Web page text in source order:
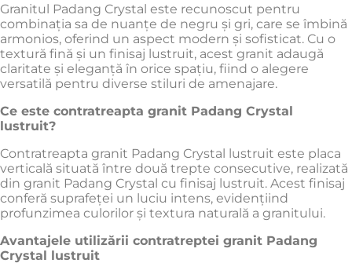
Granitul Padang Crystal este recunoscut pentru
combinația sa de nuanțe de negru și gri, care se îmbină
armonios, oferind un aspect modern și sofisticat. Cu o
textură fină și un finisaj lustruit, acest granit adaugă
claritate și eleganță în orice spațiu, fiind o alegere
versatilă pentru diverse stiluri de amenajare.
Ce este contratreapta granit Padang Crystal
lustruit?
Contratreapta granit Padang Crystal lustruit este placa
verticală situată între două trepte consecutive, realizată
din granit Padang Crystal cu finisaj lustruit. Acest finisaj
conferă suprafeței un luciu intens, evidențiind
profunzimea culorilor și textura naturală a granitului.
Avantajele utilizării contratreptei granit Padang
Crystal lustruit